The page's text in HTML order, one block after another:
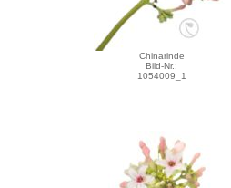
Chinarinde
Bild-Nr.:
1054009_1